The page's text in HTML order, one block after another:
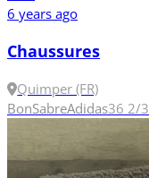
6 years ago
Chaussures
Quimper (FR)
BonSabreAdidas36 2/3